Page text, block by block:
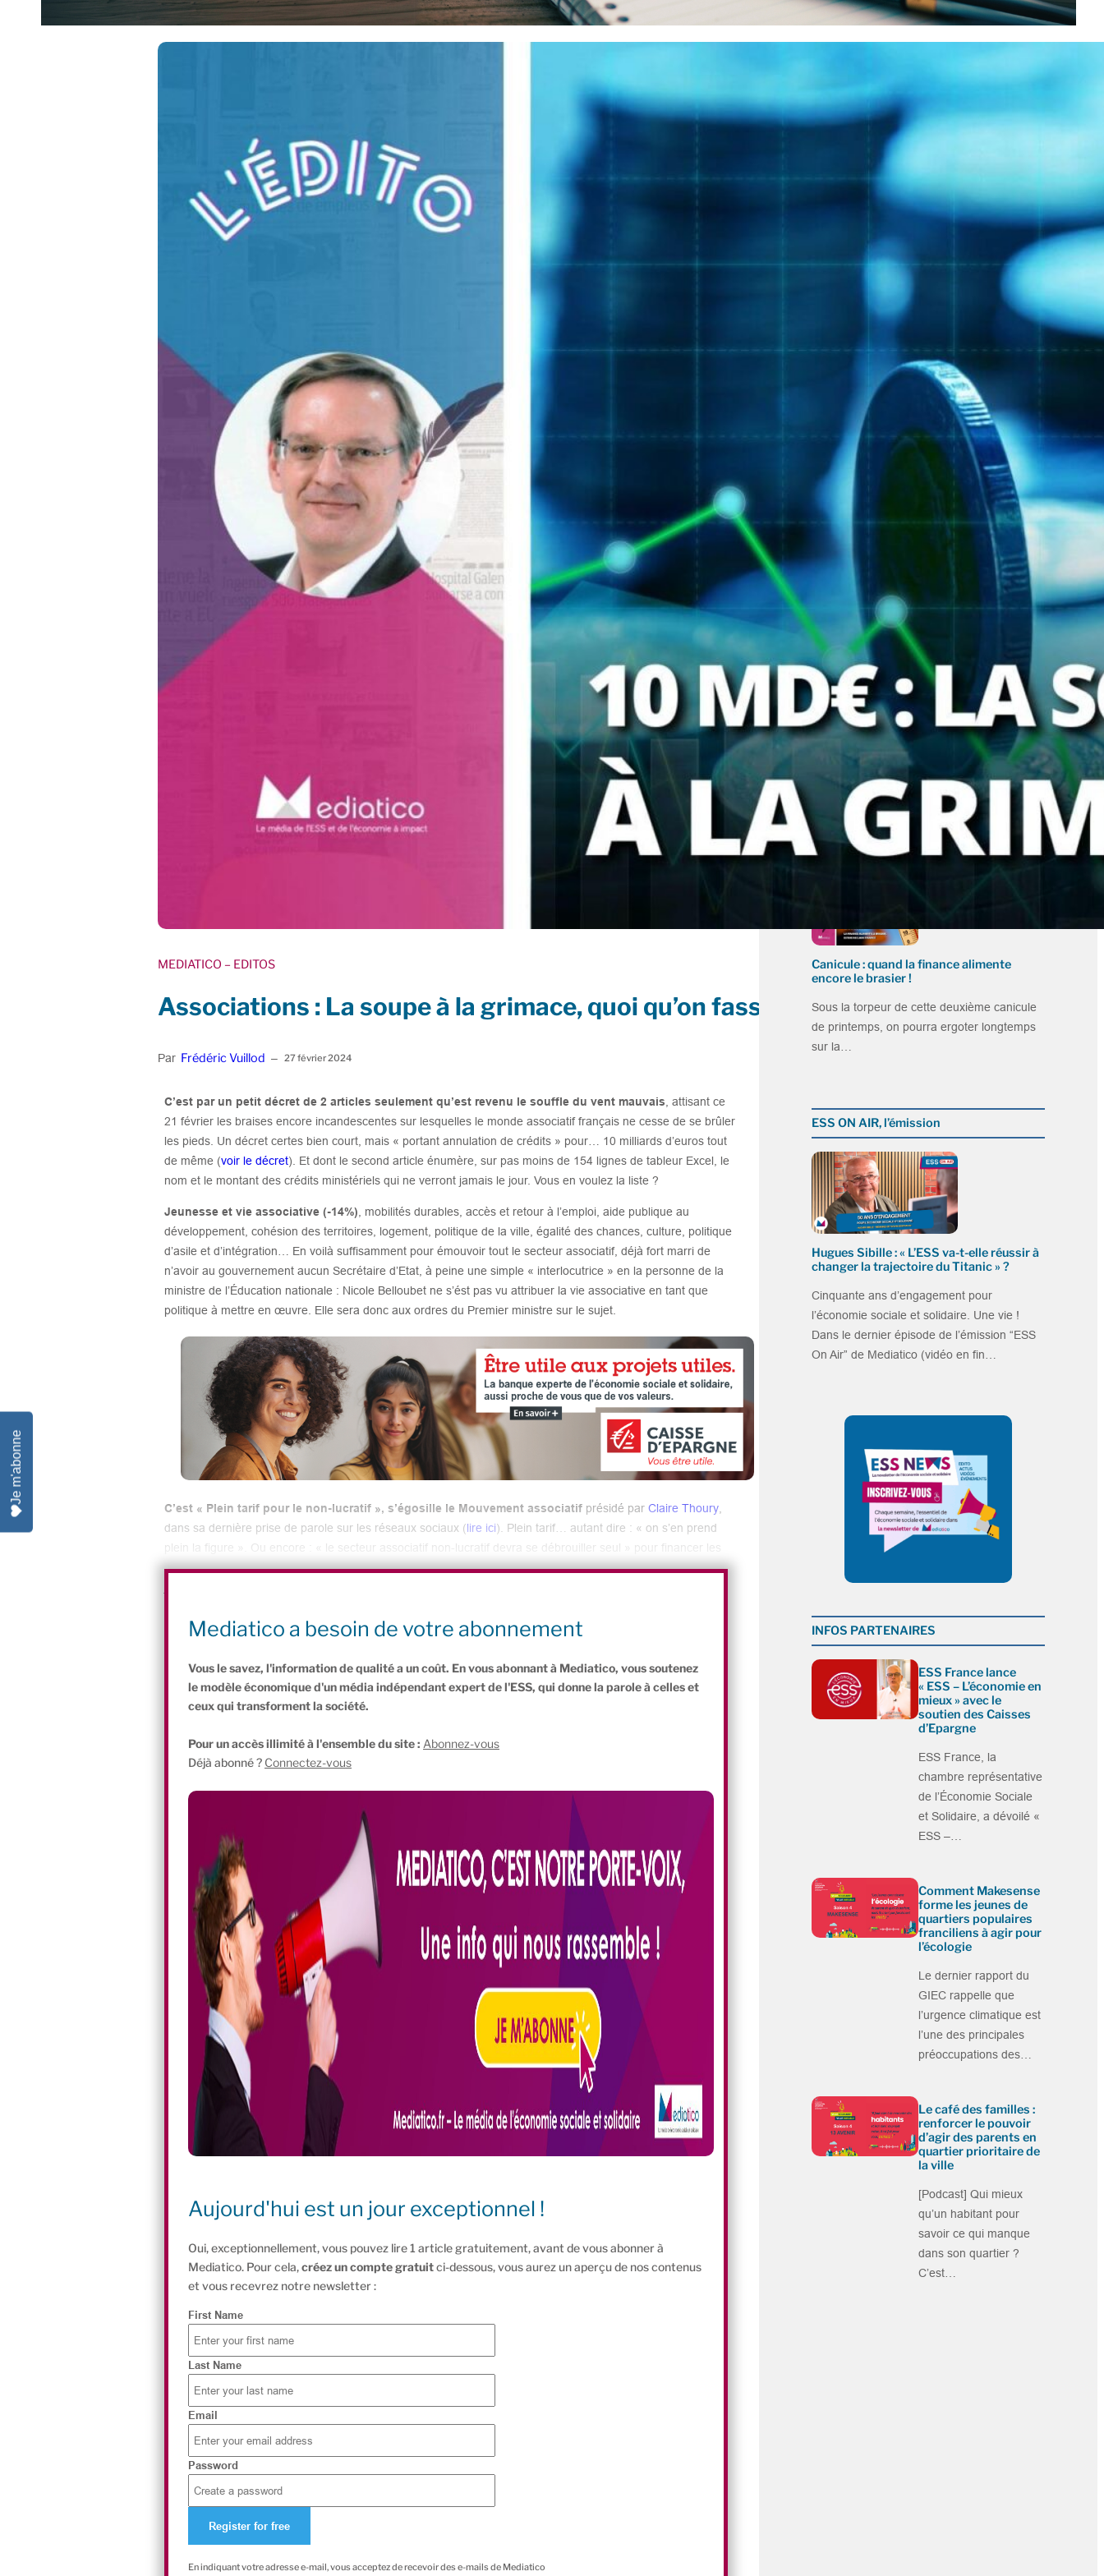
MEDIATICO – EDITOS
Associations : La soupe à la grimace, quoi qu’on fasse !
Par Frédéric Vuillod – 27 février 2024
C’est par un petit décret de 2 articles seulement qu’est revenu le souffle du vent mauvais , attisant ce
21 février les braises encore incandescentes sur lesquelles le monde associatif français ne cesse de se brûler
les pieds. Un décret certes bien court, mais « portant annulation de crédits » pour… 10 milliards d’euros tout
de même (voir le décret). Et dont le second article énumère, sur pas moins de 154 lignes de tableur Excel, le
nom et le montant des crédits ministériels qui ne verront jamais le jour. Vous en voulez la liste ?
Jeunesse et vie associative (-14%), mobilités durables, accès et retour à l’emploi, aide publique au
développement, cohésion des territoires, logement, politique de la ville, égalité des chances, culture, politique
d’asile et d’intégration… En voilà suffisamment pour émouvoir tout le secteur associatif, déjà fort marri de
n’avoir au gouvernement aucun Secrétaire d’Etat, à peine une simple « interlocutrice » en la personne de la
ministre de l’Éducation nationale : Nicole Belloubet ne s’ést pas vu attribuer la vie associative en tant que
politique à mettre en œuvre. Elle sera donc aux ordres du Premier ministre sur le sujet.
C’est « Plein tarif pour le non-lucratif », s’égosille le Mouvement associatif présidé par Claire Thoury
dans sa dernière prise de parole sur les réseaux sociaux (lire ici). Plein tarif… autant dire : « on s’en prend
plein la figure ». Ou encore : « le secteur associatif non-lucratif devra se débrouiller seul » pour financer les
actions pour ses bénéficiaires. Au risque de devoir augmenter ses tarifs. Ou de rendre payantes des activités
Un plongeon continu des financements
Mediatico a besoin de votre abonnement
Vous le savez, l'information de qualité a un coût. En vous abonnant à Mediatico, vous soutenez
le modèle économique d'un média indépendant expert de l'ESS, qui donne la parole à celles et
ceux qui transforment la société.
Pour un accès illimité à l'ensemble du site : Abonnez-vous
Déjà abonné ? Connectez-vous
Aujourd'hui est un jour exceptionnel !
Oui, exceptionnellement, vous pouvez lire 1 article gratuitement, avant de vous abonner à
Mediatico. Pour cela,créez un compte gratuitci-dessous, vous aurez un aperçu de nos contenus
et vous recevrez notre newsletter :
First Name
Last Name
Email
Password
En indiquant votre adresse e-mail, vous acceptez de recevoir des e-mails de Mediatico
INSCRIVEZ-VOUS À LA
Recevez chaque semaine « ESS
News », la newsletter de
Mediatico, par e-mail :
E-mail*
Prénom*
Vérifiez vos mails pour confirmer
votre inscription.
Plus dans la catégorie EDITOS
La France accouche enfin d’une stratégie
nationale pour l’ESS, après un désaveu
politique cinglant
C’est un moment historique. Avec près de
deux ans de retard, la France vient enfin…
Fusions dans l’ESS : l’économie sociale et
solidaire entame sa consolidation !
Les grandes réorganisations naissent
rarement dans le confort, plutôt sous la
contrainte. Et cet été,…
Canicule : quand la finance alimente
encore le brasier !
Sous la torpeur de cette deuxième canicule
de printemps, on pourra ergoter longtemps
sur la…
ESS ON AIR, l’émission
Hugues Sibille : « L’ESS va-t-elle réussir à
changer la trajectoire du Titanic » ?
Cinquante ans d’engagement pour
l’économie sociale et solidaire. Une vie !
Dans le dernier épisode de l’émission “ESS
On Air” de Mediatico (vidéo en fin…
INFOS PARTENAIRES
ESS France lance
« ESS – L’économie en
mieux » avec le
soutien des Caisses
d’Epargne
ESS France, la
chambre représentative
de l’Économie Sociale
et Solidaire, a dévoilé «
ESS –…
Comment Makesense
forme les jeunes de
quartiers populaires
franciliens à agir pour
l’écologie
Le dernier rapport du
GIEC rappelle que
l’urgence climatique est
l’une des principales
préoccupations des…
Le café des familles :
renforcer le pouvoir
d’agir des parents en
quartier prioritaire de
la ville
[Podcast] Qui mieux
qu’un habitant pour
savoir ce qui manque
dans son quartier ?
C’est…
Je m'abonne